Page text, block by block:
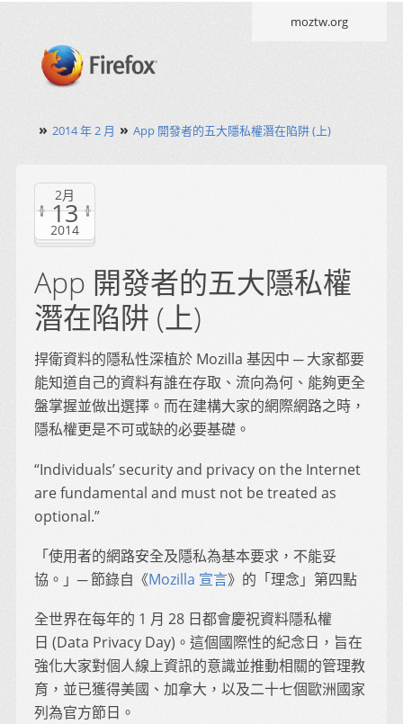
moztw.org
» 2014 年 2 月 » App 開發者的五大隱私權潛在陷阱 (上)
2月
13
2014
App 開發者的五大隱私權
潛在陷阱 (上)
捍衛資料的隱私性深植於 Mozilla 基因中 ─ 大家都要
能知道自己的資料有誰在存取、流向為何、能夠更全
盤掌握並做出選擇。而在建構大家的網際網路之時，
隱私權更是不可或缺的必要基礎。
“Individuals’ security and privacy on the Internet
are fundamental and must not be treated as
optional.”
「使用者的網路安全及隱私為基本要求，不能妥
協。」─ 節錄自《Mozilla 宣言》的「理念」第四點
全世界在每年的 1 月 28 日都會慶祝資料隱私權
日 (Data Privacy Day)。這個國際性的紀念日，旨在
強化大家對個人線上資訊的意識並推動相關的管理教
育，並已獲得美國、加拿大，以及二十七個歐洲國家
列為官方節日。